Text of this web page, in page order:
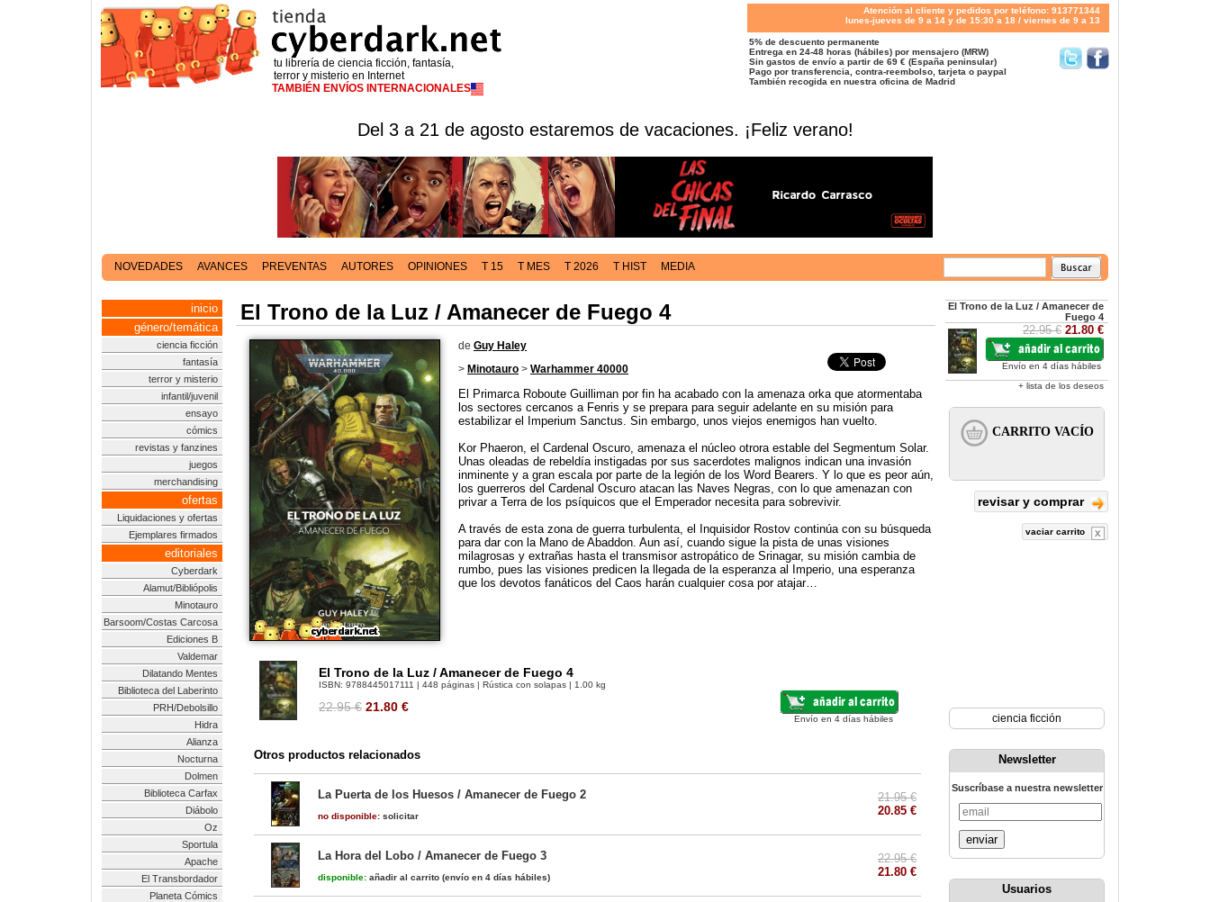
tu librería de ciencia ficción, fantasía,
terror y misterio en Internet
TAMBIÉN ENVÍOS INTERNACIONALES
Atención al cliente y pedidos por teléfono: 913771344
lunes-jueves de 9 a 14 y de 15:30 a 18 / viernes de 9 a 13
5% de descuento permanente
Entrega en 24-48 horas (hábiles) por mensajero (MRW)
Sin gastos de envío a partir de 69 € (España peninsular)
Pago por transferencia, contra-reembolso, tarjeta o paypal
También recogida en nuestra oficina de Madrid
Del 3 a 21 de agosto estaremos de vacaciones. ¡Feliz verano!
NOVEDADES AVANCES PREVENTAS AUTORES OPINIONES T 15 T MES T 2026 T HIST MEDIA
inicio
género/temática
ciencia ficción
fantasía
terror y misterio
infantil/juvenil
ensayo
cómics
revistas y fanzines
juegos
merchandising
ofertas
Liquidaciones y ofertas
Ejemplares firmados
editoriales
Cyberdark
Alamut/Bibliópolis
Minotauro
Barsoom/Costas Carcosa
Ediciones B
Valdemar
Dilatando Mentes
Biblioteca del Laberinto
PRH/Debolsillo
Hidra
Alianza
Nocturna
Dolmen
Biblioteca Carfax
Diábolo
Oz
Sportula
Apache
El Transbordador
Planeta Cómics
El Trono de la Luz / Amanecer de Fuego 4
de Guy Haley
> Minotauro > Warhammer 40000
El Primarca Roboute Guilliman por fin ha acabado con la amenaza orka que atormentaba
los sectores cercanos a Fenris y se prepara para seguir adelante en su misión para
estabilizar el Imperium Sanctus. Sin embargo, unos viejos enemigos han vuelto.
Kor Phaeron, el Cardenal Oscuro, amenaza el núcleo otrora estable del Segmentum Solar.
Unas oleadas de rebeldía instigadas por sus sacerdotes malignos indican una invasión
inminente y a gran escala por parte de la legión de los Word Bearers. Y lo que es peor aún,
los guerreros del Cardenal Oscuro atacan las Naves Negras, con lo que amenazan con
privar a Terra de los psíquicos que el Emperador necesita para sobrevivir.
A través de esta zona de guerra turbulenta, el Inquisidor Rostov continúa con su búsqueda
para dar con la Mano de Abaddon. Aun así, cuando sigue la pista de unas visiones
milagrosas y extrañas hasta el transmisor astropático de Srinagar, su misión cambia de
rumbo, pues las visiones predicen la llegada de la esperanza al Imperio, una esperanza
que los devotos fanáticos del Caos harán cualquier cosa por atajar…
El Trono de la Luz / Amanecer de Fuego 4
ISBN: 9788445017111 | 448 páginas | Rústica con solapas | 1.00 kg
22.95 € 21.80 €
Envío en 4 días hábiles
Otros productos relacionados
La Puerta de los Huesos / Amanecer de Fuego 2
no disponible: solicitar
21.95 €
20.85 €
La Hora del Lobo / Amanecer de Fuego 3
disponible: añadir al carrito (envío en 4 días hábiles)
22.95 €
21.80 €
El Trono de la Luz / Amanecer de
Fuego 4
22.95 € 21.80 €
Envío en 4 días hábiles
+ lista de los deseos
revisar y comprar
vaciar carrito
ciencia ficción
Newsletter
Suscríbase a nuestra newsletter
enviar
Usuarios